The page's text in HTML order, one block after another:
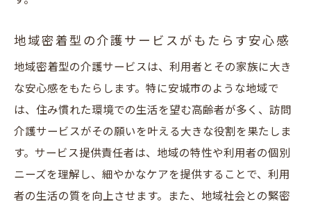
提供責任者の未来
訪問介護の未来とサービス提供責任者の役
割
テクノロジーの進化がもたらす介護の変化
訪問介護から学ぶ地域社会の新たなニーズ
地域密着型の介護サービスがもたらす安心感
地域密着型の介護サービスは、利用者とその家族に大き
な安心感をもたらします。特に安城市のような地域で
は、住み慣れた環境での生活を望む高齢者が多く、訪問
介護サービスがその願いを叶える大きな役割を果たしま
す。サービス提供責任者は、地域の特性や利用者の個別
ニーズを理解し、細やかなケアを提供することで、利用
者の生活の質を向上させます。また、地域社会との緊密